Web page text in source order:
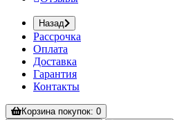
Назад
Рассрочка
Оплата
Доставка
Гарантия
Контакты
Корзинапокупок: 0